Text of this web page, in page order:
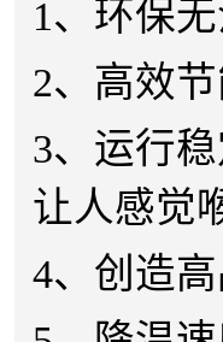
1、环保
2、高效
3、运行
让人感觉
4、创造